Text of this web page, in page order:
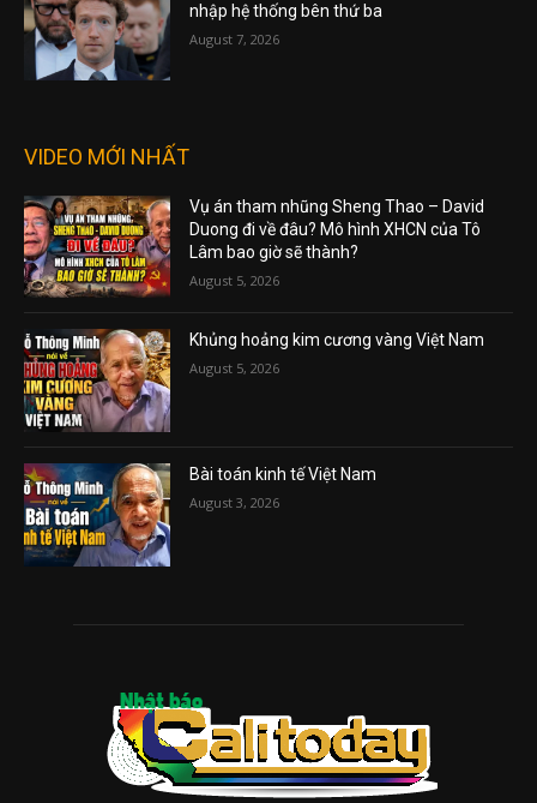
nhập hệ thống bên thứ ba
August 7, 2026
VIDEO MỚI NHẤT
Vụ án tham nhũng Sheng Thao – David
Duong đi về đâu? Mô hình XHCN của Tô
Lâm bao giờ sẽ thành?
August 5, 2026
Khủng hoảng kim cương vàng Việt Nam
August 5, 2026
Bài toán kinh tế Việt Nam
August 3, 2026